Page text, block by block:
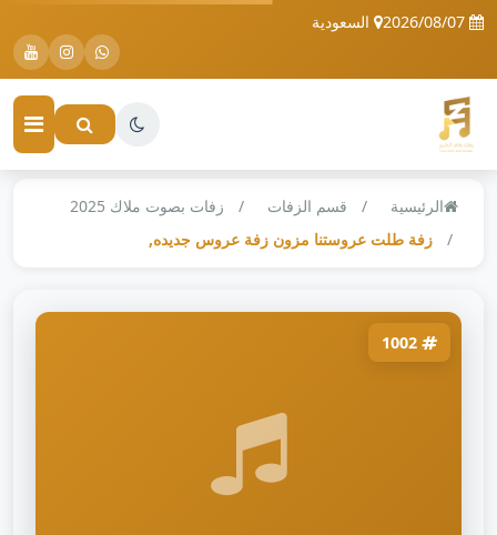
السعودية
الرئيسية قسم الزفات
زفات بصوت ملاك 2025
زفة طلت عروستنا مزون زفة عروس جديده,